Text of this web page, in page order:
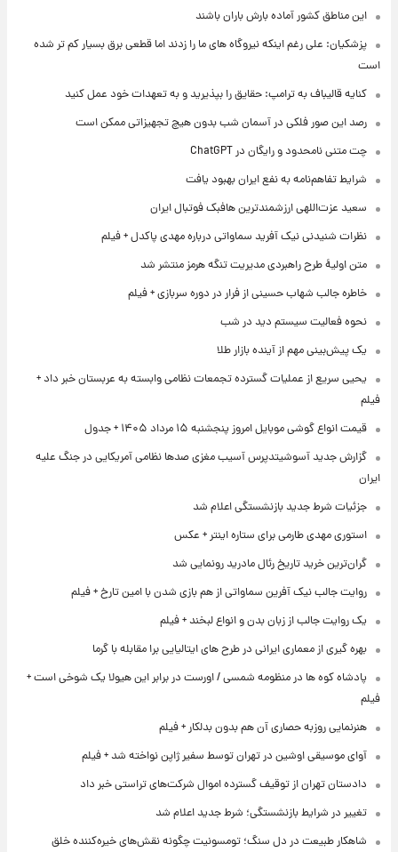
این مناطق کشور آماده بارش باران باشند
پزشکیان: علی رغم اینکه نیروگاه های ما را زدند اما قطعی برق بسیار کم تر شده
است
کنایه قالیباف به ترامپ: حقایق را بپذیرید و به تعهدات خود عمل کنید
رصد این صور فلکی در آسمان شب بدون هیچ تجهیزاتی ممکن است
چت متنی نامحدود و رایگان در ChatGPT
شرایط تفاهم‌نامه به نفع ایران بهبود یافت
سعید عزت‌اللهی ارزشمندترین هافبک فوتبال ایران
نظرات شنیدنی نیک آفرید سماواتی درباره مهدی پاکدل + فیلم
متن اولیۀ طرح راهبردی مدیریت تنگه هرمز منتشر شد
خاطره جالب شهاب حسینی از فرار در دوره سربازی + فیلم
نحوه فعالیت سیستم دید در شب
یک پیش‌بینی مهم از آینده بازار طلا
یحیی سریع از عملیات گسترده تجمعات نظامی وابسته به عربستان خبر داد +
فیلم
قیمت انواع گوشی موبایل امروز پنجشنبه ۱۵ مرداد ۱۴۰۵ + جدول
گزارش جدید آسوشیتدپرس آسیب مغزی صدها نظامی آمریکایی در جنگ علیه
ایران
جزئیات شرط جدید بازنشستگی اعلام شد
استوری مهدی طارمی برای ستاره اینتر + عکس
گران‌ترین خرید تاریخ رئال مادرید رونمایی شد
روایت جالب نیک آفرین سماواتی از هم بازی شدن با امین تارخ + فیلم
یک روایت جالب از زبان بدن و انواع لبخند + فیلم
بهره گیری از معماری ایرانی در طرح های ایتالیایی برا مقابله با گرما
پادشاه کوه ها در منظومه شمسی / اورست در برابر این هیولا یک شوخی است +
فیلم
هنرنمایی روزبه حصاری آن هم بدون بدلکار + فیلم
آوای موسیقی اوشین در تهران توسط سفیر ژاپن نواخته شد + فیلم
دادستان تهران از توقیف گسترده اموال شرکت‌های تراستی خبر داد
تغییر در شرایط بازنشستگی؛ شرط جدید اعلام شد
شاهکار طبیعت در دل سنگ؛ تومسونیت چگونه نقش‌های خیره‌کننده خلق